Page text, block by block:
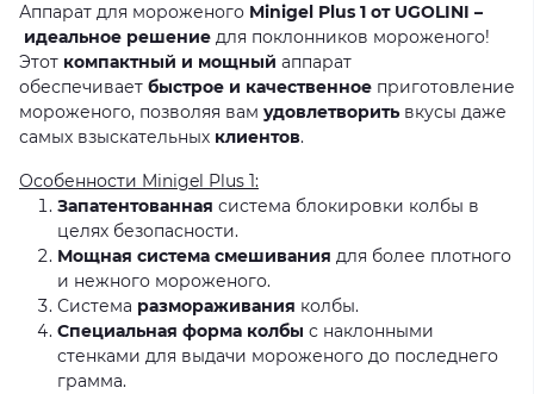
Аппарат для мороженого Minigel Plus 1 от UGOLINI –
идеальное решение для поклонников мороженого!
Этот компактный и мощный аппарат
обеспечивает быстрое и качественное приготовление
мороженого, позволяя вам удовлетворить вкусы даже
самых взыскательных клиентов.
Особенности Minigel Plus 1:
Запатентованная система блокировки колбы в
целях безопасности.
Мощная система смешивания для более плотного
и нежного мороженого.
Система размораживания колбы.
Специальная форма колбы с наклонными
стенками для выдачи мороженого до последнего
грамма.